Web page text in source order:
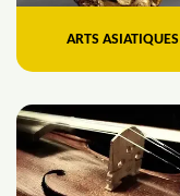
ARTS ASIATIQUES